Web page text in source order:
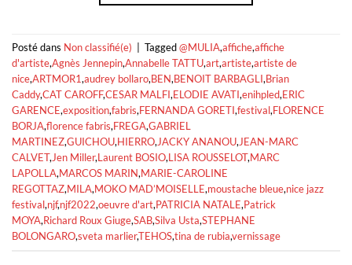
Posté dans Non classifié(e) Tagged@MULIA,affiche,affiche
d'artiste,Agnès Jennepin,Annabelle TATTU,art,artiste,artiste de
nice,ARTMOR1,audrey bollaro,BEN,BENOIT BARBAGLI,Brian
Caddy,CAT CAROFF,CESAR MALFI,ELODIE AVATI,enihpled,ERIC
GARENCE,exposition,fabris,FERNANDA GORETI,festival,FLORENCE
BORJA,florence fabris,FREGA,GABRIEL
MARTINEZ,GUICHOU,HIERRO,JACKY ANANOU,JEAN-MARC
CALVET,Jen Miller,Laurent BOSIO,LISA ROUSSELOT,MARC
LAPOLLA,MARCOS MARIN,MARIE-CAROLINE
REGOTTAZ,MILA,MOKO MAD’MOISELLE,moustache bleue,nice jazz
festival,njf,njf2022,oeuvre d'art,PATRICIA NATALE,Patrick
MOYA,Richard Roux Giuge,SAB,Silva Usta,STEPHANE
BOLONGARO,sveta marlier,TEHOS,tina de rubia,vernissage